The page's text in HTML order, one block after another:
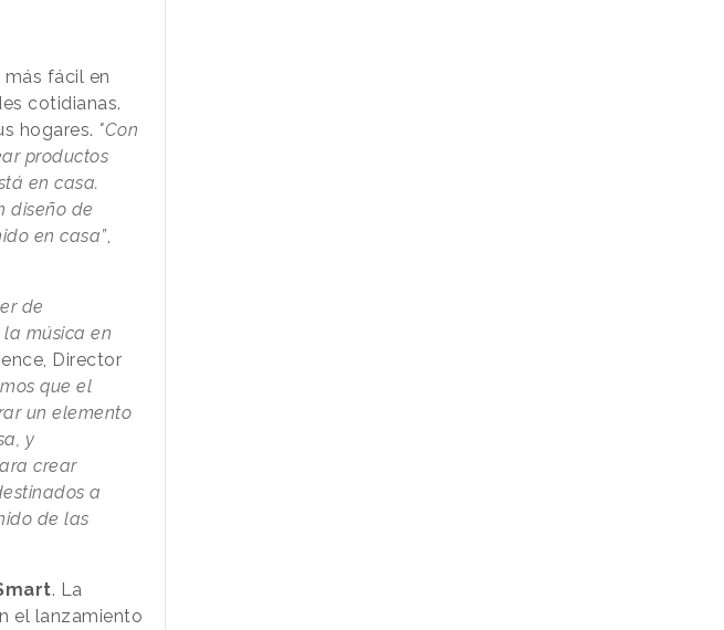
fácil en
cotidianas.
hogares. "Con
productos
en casa.
diseño de
en casa”,
de
música en
Director
que el
un elemento
y
crear
a
de las
. La
el lanzamiento